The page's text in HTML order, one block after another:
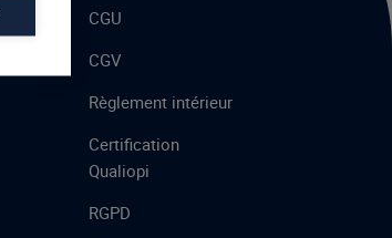
CGU
CGV
Règlement intérieur
Certification
Qualiopi
RGPD